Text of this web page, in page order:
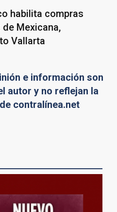
habilita compras
Mexicana,
Vallarta
e información son
autor y no reflejan la
contralínea.net